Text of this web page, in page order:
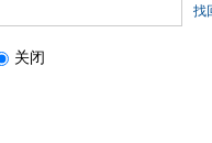
找
关闭